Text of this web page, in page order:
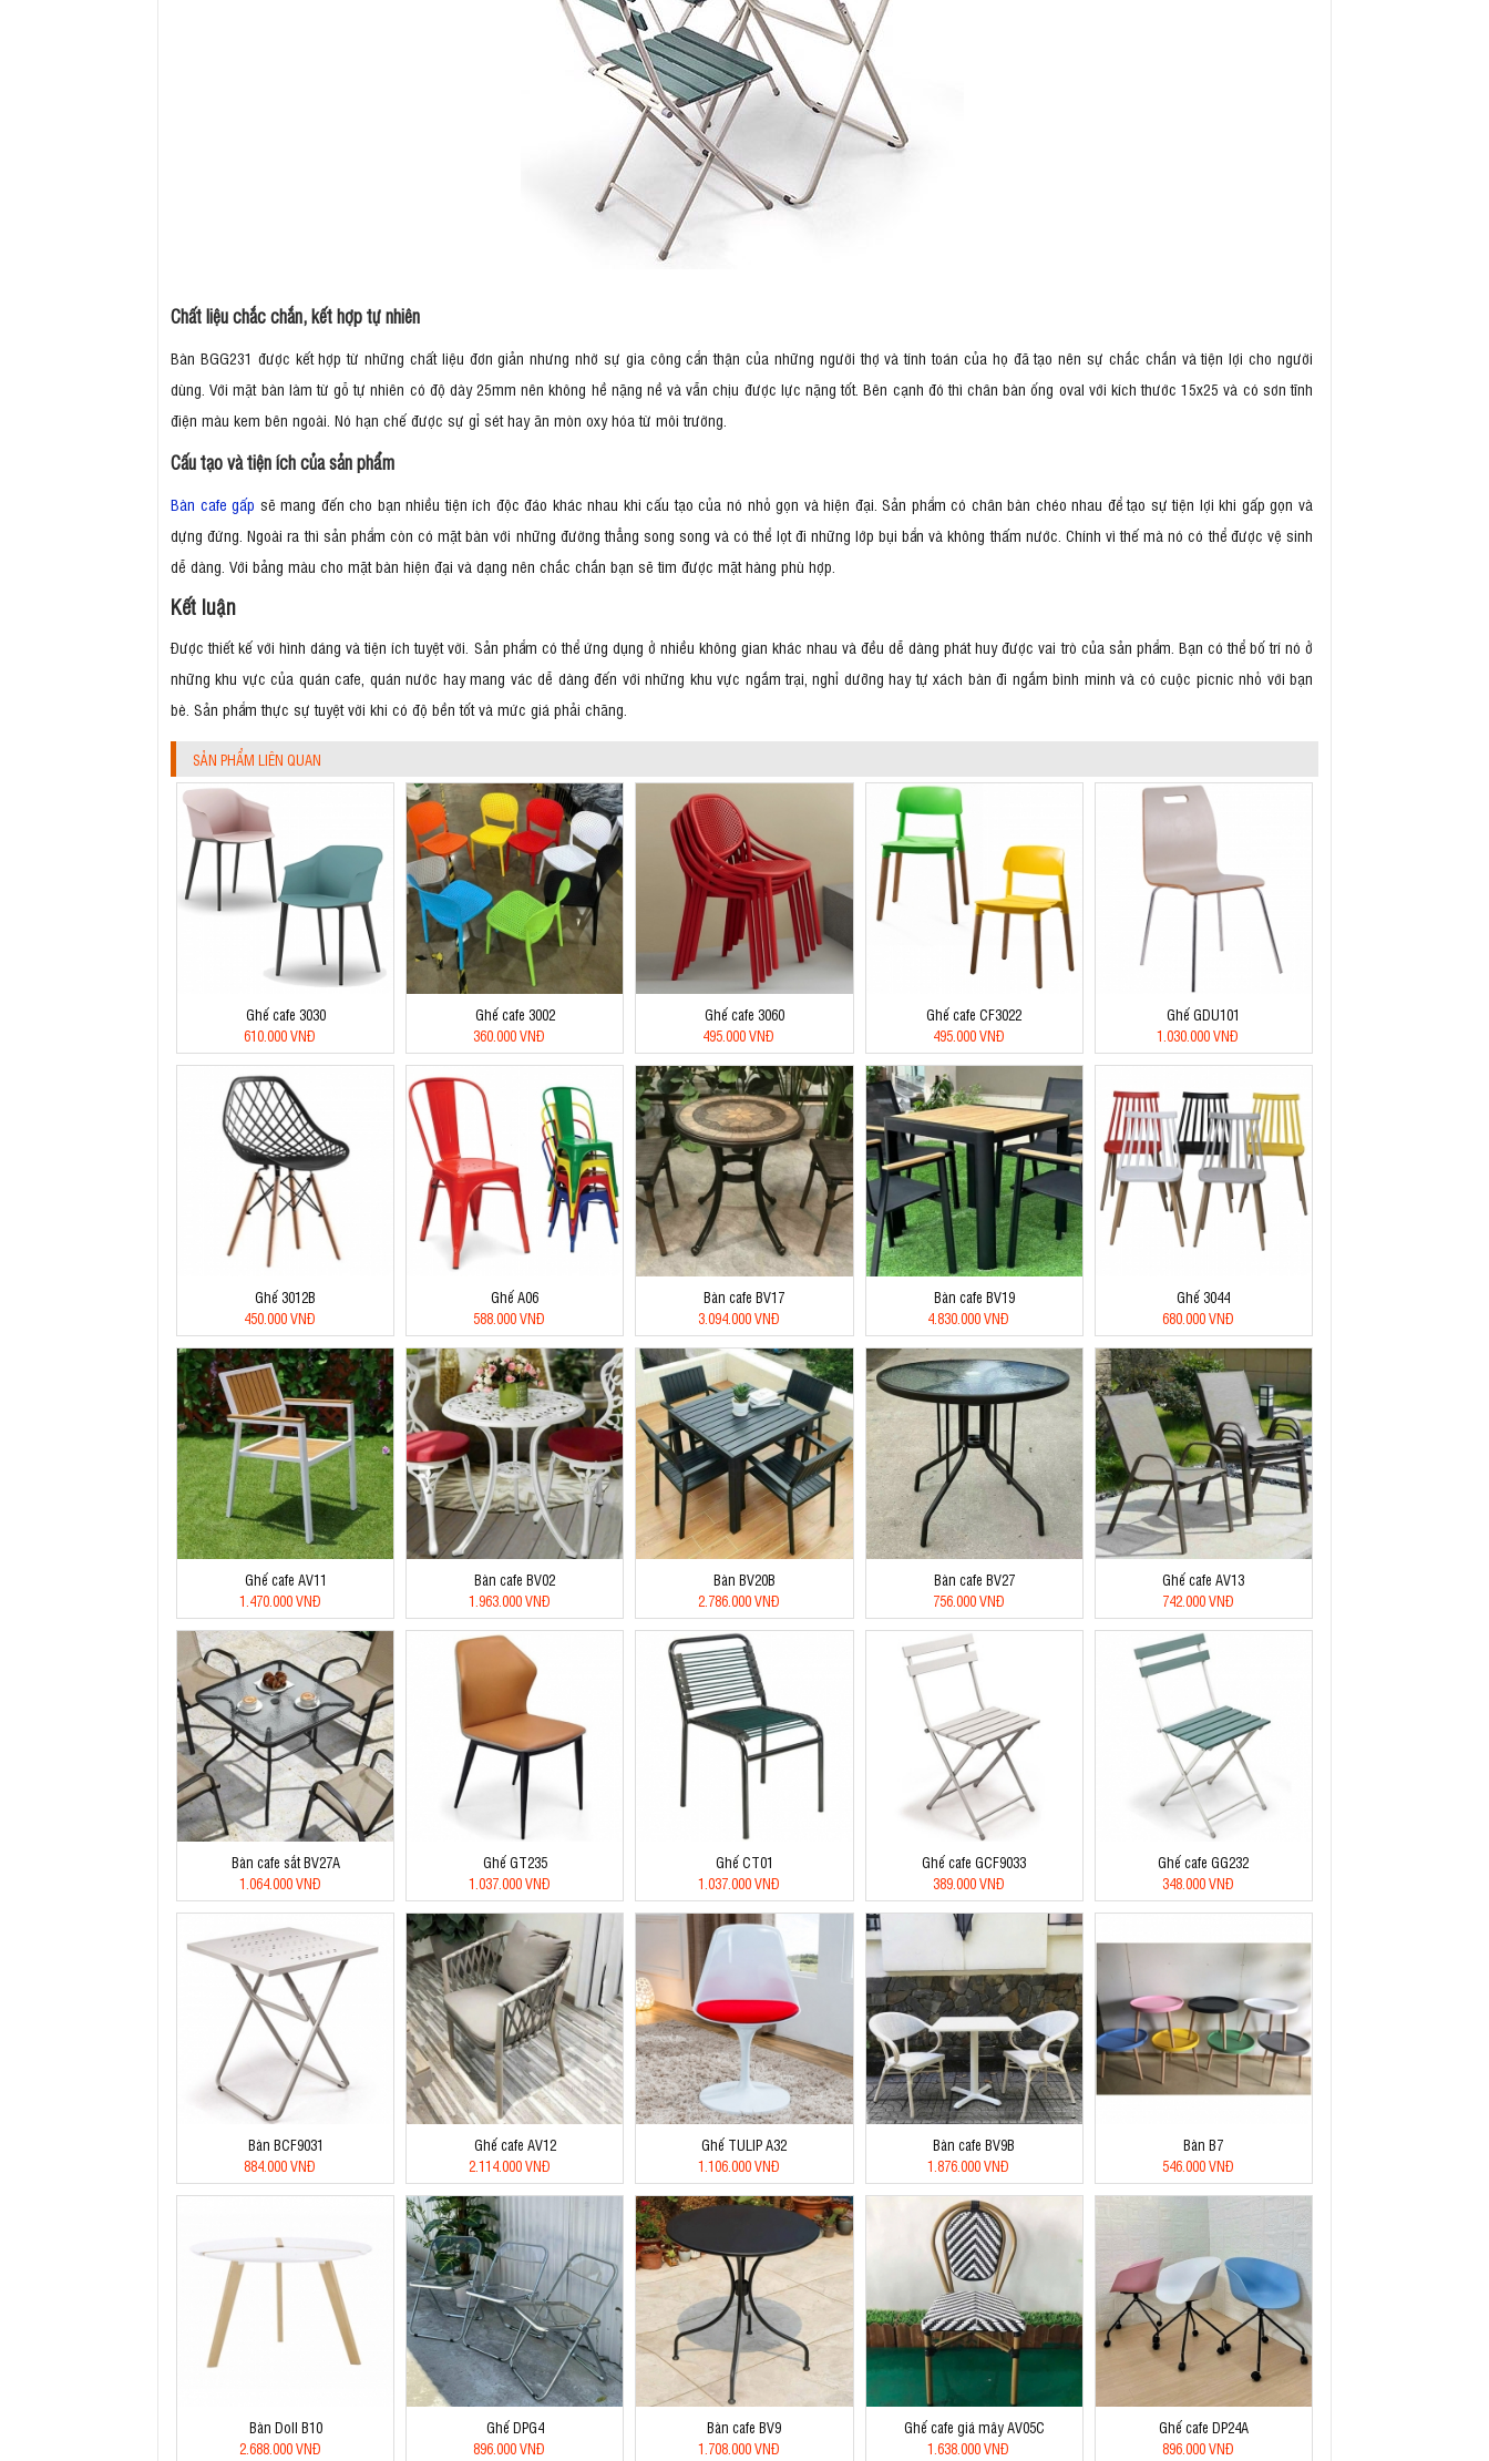
Chất liệu chắc chắn, kết hợp tự nhiên
Bàn BGG231 được kết hợp từ những chất liệu đơn giản nhưng nhờ sự gia công cẩn thận của những người thợ và tính toán của họ đã tạo nên sự chắc chắn và tiện lợi cho người
dùng. Với mặt bàn làm từ gỗ tự nhiên có độ dày 25mm nên không hề nặng nề và vẫn chịu được lực nặng tốt. Bên cạnh đó thì chân bàn ống oval với kích thước 15x25 và có sơn tĩnh
điện màu kem bên ngoài. Nó hạn chế được sự gỉ sét hay ăn mòn oxy hóa từ môi trường.
Cấu tạo và tiện ích của sản phẩm
Bàn cafe gấp sẽ mang đến cho bạn nhiều tiện ích độc đáo khác nhau khi cấu tạo của nó nhỏ gọn và hiện đại. Sản phẩm có chân bàn chéo nhau để tạo sự tiện lợi khi gấp gọn và
dựng đứng. Ngoài ra thì sản phẩm còn có mặt bàn với những đường thẳng song song và có thể lọt đi những lớp bụi bẩn và không thấm nước. Chính vì thế mà nó có thể được vệ sinh
dễ dàng. Với bảng màu cho mặt bàn hiện đại và dạng nên chắc chắn bạn sẽ tìm được mặt hàng phù hợp.
Kết luận
Được thiết kế với hình dáng và tiện ích tuyệt vời. Sản phẩm có thể ứng dụng ở nhiều không gian khác nhau và đều dễ dàng phát huy được vai trò của sản phẩm. Bạn có thể bố trí nó ở
những khu vực của quán cafe, quán nước hay mang vác dễ dàng đến với những khu vực ngắm trại, nghỉ dưỡng hay tự xách bàn đi ngắm bình minh và có cuộc picnic nhỏ với bạn
bè. Sản phẩm thực sự tuyệt vời khi có độ bền tốt và mức giá phải chăng.
SẢN PHẨM LIÊN QUAN
Ghế cafe 3030
610.000 VNĐ
Ghế cafe 3002
360.000 VNĐ
Ghế cafe 3060
495.000 VNĐ
Ghế cafe CF3022
495.000 VNĐ
Ghế GDU101
1.030.000 VNĐ
Ghế 3012B
450.000 VNĐ
Ghế A06
588.000 VNĐ
Bàn cafe BV17
3.094.000 VNĐ
Bàn cafe BV19
4.830.000 VNĐ
Ghế 3044
680.000 VNĐ
Ghế cafe AV11
1.470.000 VNĐ
Bàn cafe BV02
1.963.000 VNĐ
Bàn BV20B
2.786.000 VNĐ
Bàn cafe BV27
756.000 VNĐ
Ghế cafe AV13
742.000 VNĐ
Bàn cafe sắt BV27A
1.064.000 VNĐ
Ghế GT235
1.037.000 VNĐ
Ghế CT01
1.037.000 VNĐ
Ghế cafe GCF9033
389.000 VNĐ
Ghế cafe GG232
348.000 VNĐ
Bàn BCF9031
884.000 VNĐ
Ghế cafe AV12
2.114.000 VNĐ
Ghế TULIP A32
1.106.000 VNĐ
Bàn cafe BV9B
1.876.000 VNĐ
Bàn B7
546.000 VNĐ
Bàn Doll B10
2.688.000 VNĐ
Ghế DPG4
896.000 VNĐ
Bàn cafe BV9
1.708.000 VNĐ
Ghế cafe giá mây AV05C
1.638.000 VNĐ
Ghế cafe DP24A
896.000 VNĐ